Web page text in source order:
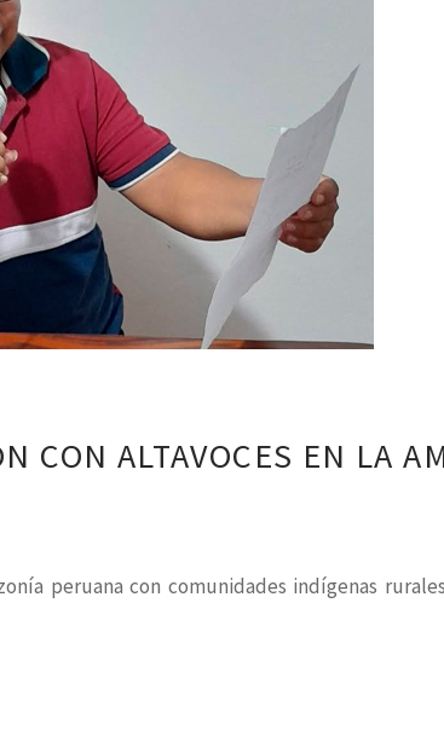
CON ALTAVOCES EN LA
peruana con comunidades indígenas